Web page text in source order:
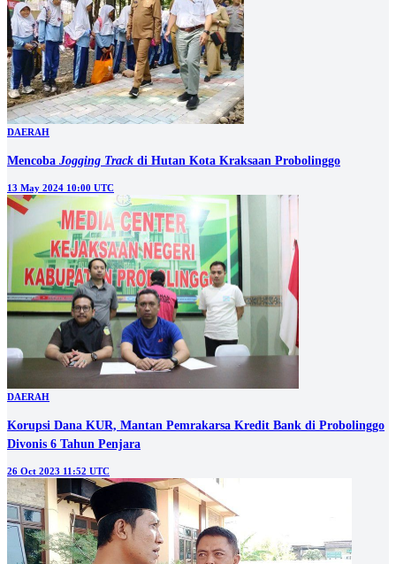
DAERAH
Mencoba Jogging Track di Hutan Kota Kraksaan Probolinggo
13 May 2024 10:00 UTC
DAERAH
Korupsi Dana KUR, Mantan Pemrakarsa Kredit Bank di Probolinggo
Divonis 6 Tahun Penjara
26 Oct 2023 11:52 UTC